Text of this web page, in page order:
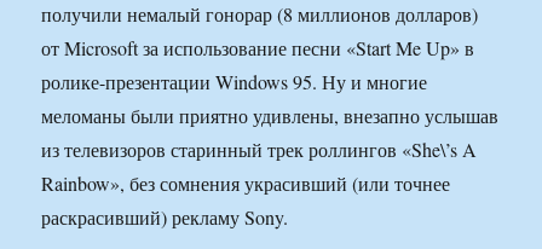
получили немалый гонорар (8 миллионов долларов)
от Microsoft за использование песни «Start Me Up» в
ролике-презентации Windows 95. Ну и многие
меломаны были приятно удивлены, внезапно услышав
из телевизоров старинный трек роллингов «She\’s A
Rainbow», без сомнения украсивший (или точнее
раскрасивший) рекламу Sony.